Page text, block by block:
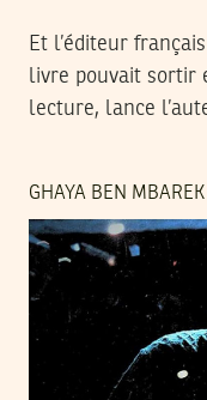
Et l’éditeur
livre pouvait sortir
lecture, lance
GHAYA BEN MBAREK